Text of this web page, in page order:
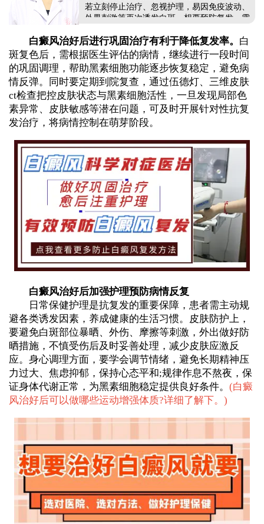
若立刻停止治疗、忽视护理，易因免疫波动、
外界刺激等再次诱发白斑。想要预防复发，需
及时把控皮肤状态;也可通过中医调理调节机体
免疫，稳定身体状态。日常还需做好保健护
理，规避暴晒、外伤、精神压力过大等诱因，
养成规律作息与健康饮食的习惯，全方位降低
复发风险。...
白癜风治好后进行巩固治疗有利于降低复发率。 白
斑复色后，需根据医生评估的病情，继续进行一段时间
的巩固调理，帮助黑素细胞功能逐步恢复稳定，避免病
情反弹。同时要定期到院复查，通过伍德灯、三维皮肤
ct检查把控皮肤状态与黑素细胞活性，一旦发现局部色
素异常、皮肤敏感等潜在问题，可及时开展针对性抗复
发治疗，将病情控制在萌芽阶段。
白癜风治好后加强护理预防病情反复
日常保健护理是抗复发的重要保障，患者需主动规
避各类诱发因素，养成健康的生活习惯。皮肤防护上，
要避免白斑部位暴晒、外伤、摩擦等刺激，外出做好防
晒措施，不慎受伤后及时妥善处理，减少皮肤应激反
应。身心调理方面，要学会调节情绪，避免长期精神压
力过大、焦虑抑郁，保持心态平和;规律作息不熬夜，保
证身体代谢正常，为黑素细胞稳定提供良好条件。 (白癜
风治好后可以做哪些运动增强体质?详细了解下。 )